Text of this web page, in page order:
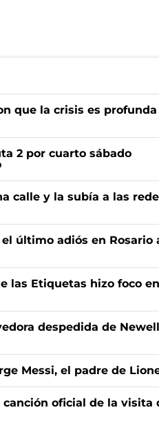
que la crisis es
2 por cuarto sábado
calle y la subía a las
último adiós en Rosario
las Etiquetas hizo foco
despedida de
Messi, el padre de
oficial de la visita